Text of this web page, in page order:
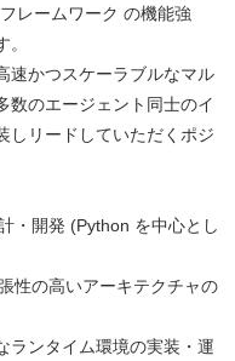
レームワーク の機能強
速かつスケーラブルなマル
数のエージェント同士のイ
しリードしていただくポジ
・開発 (Python を中心とし
性の高いアーキテクチャの
ランタイム環境の実装・運